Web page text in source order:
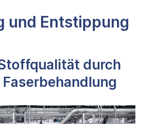
und Entstippung
durch